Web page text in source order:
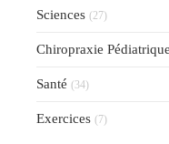
Sciences (27)
Chiropraxie Pédiatrique
Santé (34)
Exercices (7)